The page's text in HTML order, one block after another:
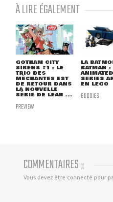
À LIRE ÉGALEMENT
GOTHAM CITY
SIRENS #1 : LE
TRIO DES
MÉCHANTES EST
DE RETOUR DANS
LA NOUVELLE
SÉRIE DE LEAH ...
PREVIEW
LA
BATMAN :
ANIMATED
SERIES
EN LEGO
GOODIES
COMMENTAIRES (0)
Vous devez être connecté pour